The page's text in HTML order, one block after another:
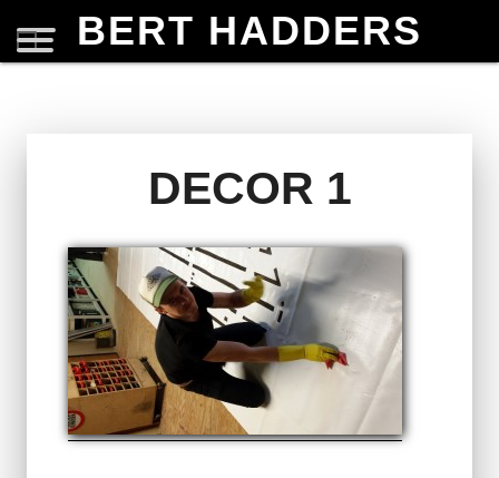
BERT HADDERS
DECOR 1